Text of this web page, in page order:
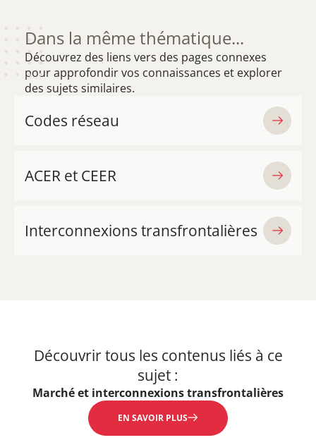
Dans la même thématique...
Découvrez des liens vers des pages connexes
pour approfondir vos connaissances et explorer
des sujets similaires.
Codes réseau
ACER et CEER
Interconnexions transfrontalières
Découvrir tous les contenus liés à ce
sujet :
Marché et interconnexions transfrontalières
EN SAVOIR PLUS